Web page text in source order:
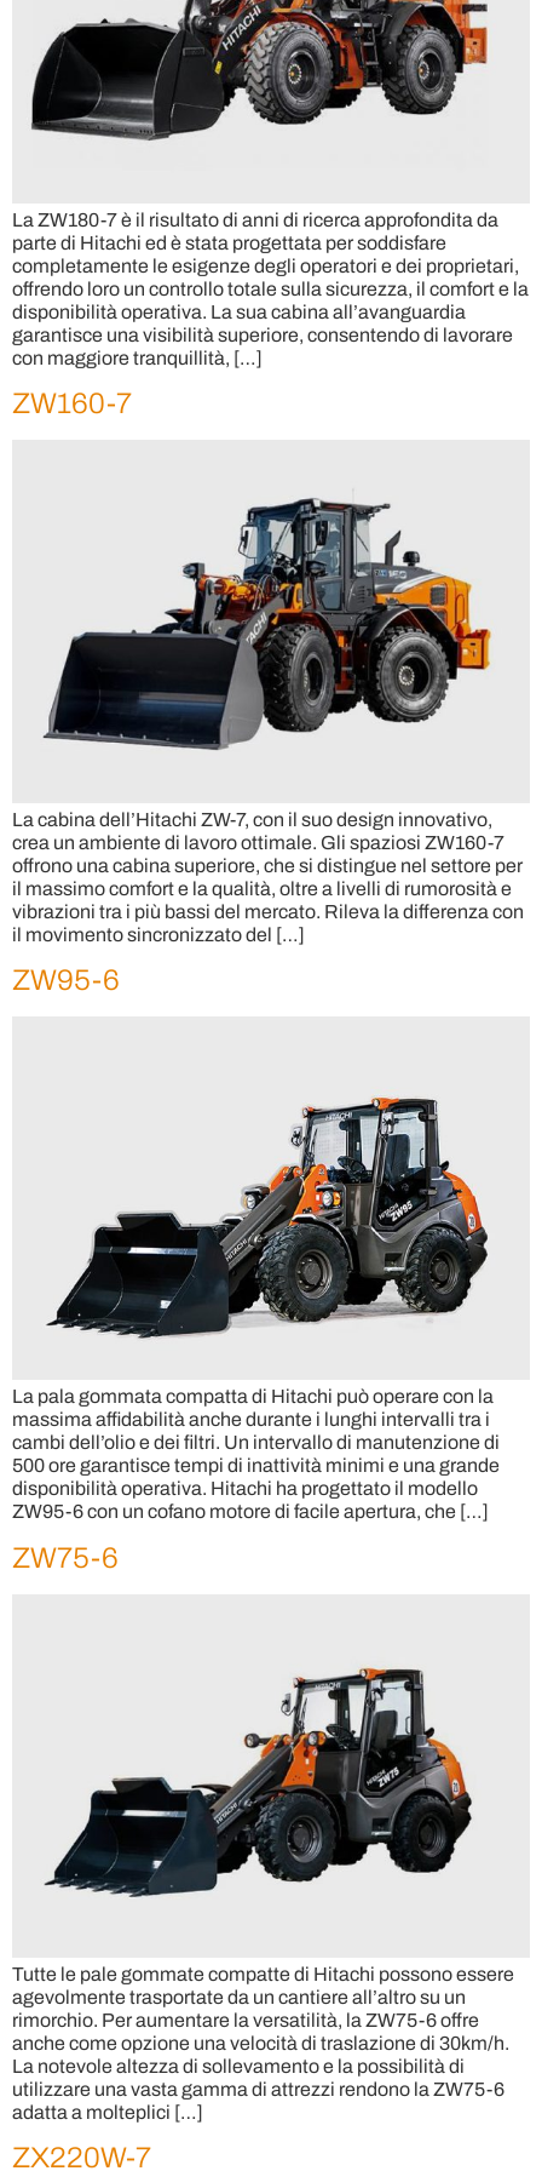
La ZW180-7 è il risultato di anni di ricerca approfondita da
parte di Hitachi ed è stata progettata per soddisfare
completamente le esigenze degli operatori e dei proprietari,
offrendo loro un controllo totale sulla sicurezza, il comfort e la
disponibilità operativa. La sua cabina all’avanguardia
garantisce una visibilità superiore, consentendo di lavorare
con maggiore tranquillità, […]
ZW160-7
La cabina dell’Hitachi ZW-7, con il suo design innovativo,
crea un ambiente di lavoro ottimale. Gli spaziosi ZW160-7
offrono una cabina superiore, che si distingue nel settore per
il massimo comfort e la qualità, oltre a livelli di rumorosità e
vibrazioni tra i più bassi del mercato. Rileva la differenza con
il movimento sincronizzato del […]
ZW95-6
La pala gommata compatta di Hitachi può operare con la
massima affidabilità anche durante i lunghi intervalli tra i
cambi dell’olio e dei filtri. Un intervallo di manutenzione di
500 ore garantisce tempi di inattività minimi e una grande
disponibilità operativa. Hitachi ha progettato il modello
ZW95-6 con un cofano motore di facile apertura, che […]
ZW75-6
Tutte le pale gommate compatte di Hitachi possono essere
agevolmente trasportate da un cantiere all’altro su un
rimorchio. Per aumentare la versatilità, la ZW75-6 offre
anche come opzione una velocità di traslazione di 30km/h.
La notevole altezza di sollevamento e la possibilità di
utilizzare una vasta gamma di attrezzi rendono la ZW75-6
adatta a molteplici […]
ZX220W-7